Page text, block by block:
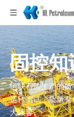
固控知
恒联石油生产的
运转测试，质量
大顾客。